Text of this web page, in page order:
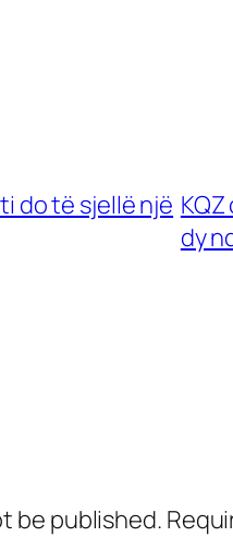
do të sjellë një
dy
be published.